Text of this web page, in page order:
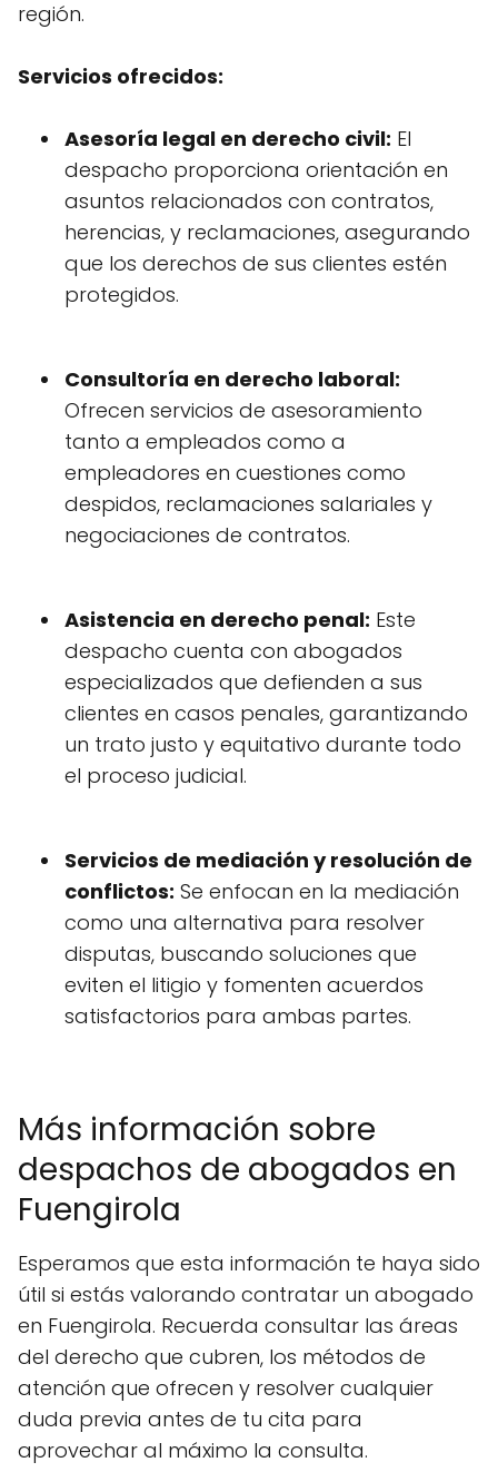
región.
Servicios ofrecidos:
Asesoría legal en derecho civil: El
despacho proporciona orientación en
asuntos relacionados con contratos,
herencias, y reclamaciones, asegurando
que los derechos de sus clientes estén
protegidos.
Consultoría en derecho laboral:
Ofrecen servicios de asesoramiento
tanto a empleados como a
empleadores en cuestiones como
despidos, reclamaciones salariales y
negociaciones de contratos.
Asistencia en derecho penal: Este
despacho cuenta con abogados
especializados que defienden a sus
clientes en casos penales, garantizando
un trato justo y equitativo durante todo
el proceso judicial.
Servicios de mediación y resolución de
conflictos: Se enfocan en la mediación
como una alternativa para resolver
disputas, buscando soluciones que
eviten el litigio y fomenten acuerdos
satisfactorios para ambas partes.
Más información sobre
despachos de abogados en
Fuengirola
Esperamos que esta información te haya sido
útil si estás valorando contratar un abogado
en Fuengirola. Recuerda consultar las áreas
del derecho que cubren, los métodos de
atención que ofrecen y resolver cualquier
duda previa antes de tu cita para
aprovechar al máximo la consulta.